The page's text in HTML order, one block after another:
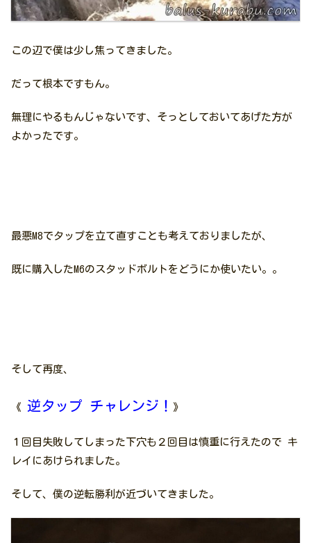
この辺で僕は少し焦ってきました。
だって根本ですもん。
無理にやるもんじゃないです、そっとしておいてあげた方が
よかったです。
最悪M8でタップを立て直すことも考えておりましたが、
既に購入したM6のスタッドボルトをどうにか使いたい。。
そして再度、
《 逆タップ チャレンジ！ 》
１回目失敗してしまった下穴も２回目は慎重に行えたので キ
レイにあけられました。
そして、僕の逆転勝利が近づいてきました。